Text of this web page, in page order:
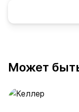
Может